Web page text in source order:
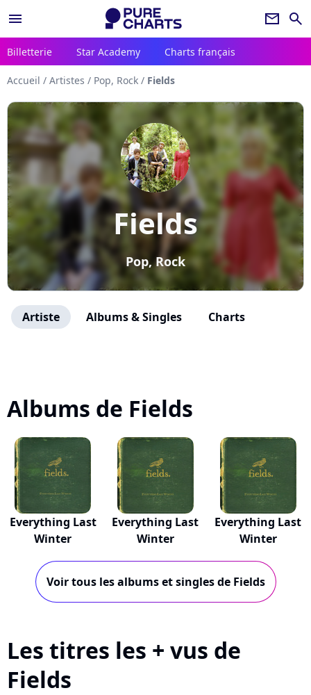
menu newsletter search
Billetterie Star Academy Charts français
Accueil / Artistes / Pop, Rock / Fields
Fields
Pop, Rock
Artiste Albums & Singles Charts
Albums de Fields
Everything Last
Winter
Everything Last
Winter
Everything Last
Winter
Voir tous les albums et singles de Fields
Les titres les + vus de
Fields